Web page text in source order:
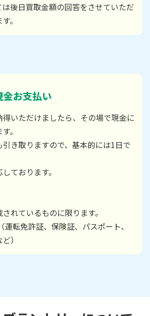
後日買取金額の回答をさせていただ
。
金お支払い
いただけましたら、その場で現金に
。
き取りますので、基本的には1日で
ております。
れているものに限ります。
運転免許証、保険証、パスポート、
）